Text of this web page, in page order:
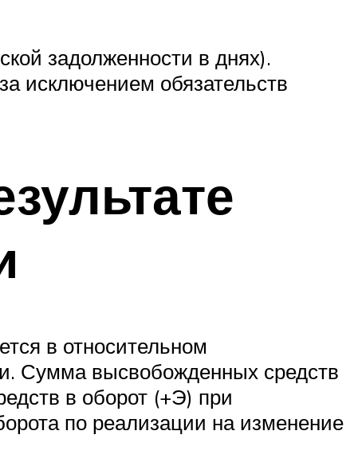
задолженности в днях).
исключением обязательств
в относительном
Сумма высвобожденных средств
в оборот (+Э) при
по реализации на изменение